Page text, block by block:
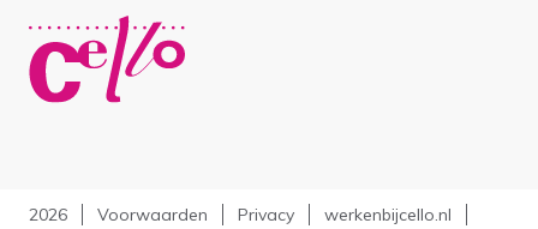
2026 Voorwaarden Privacy
werkenbijcello.nl